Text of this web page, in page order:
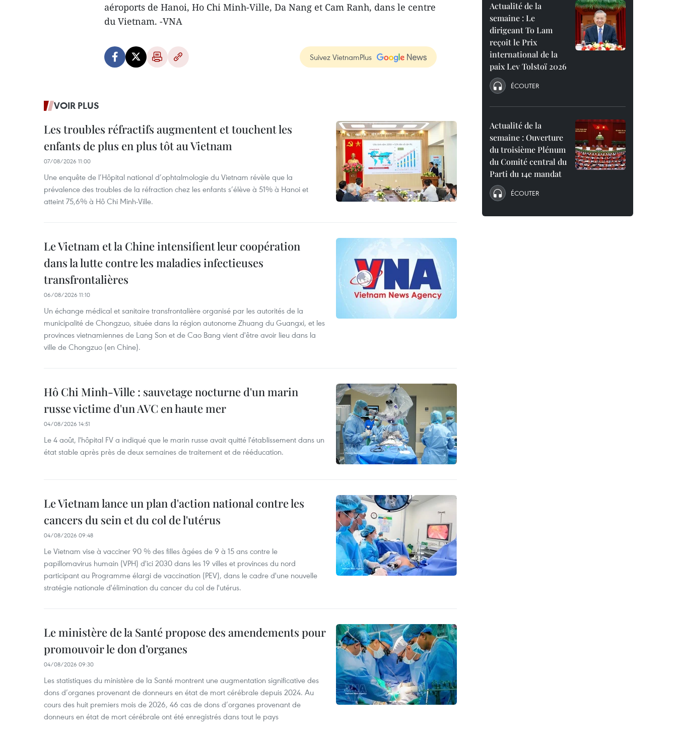
aéroports de Hanoi, Ho Chi Minh-Ville, Da Nang et Cam Ranh, dans le centre
du Vietnam. -VNA
Suivez VietnamPlus
VOIR PLUS
Les troubles réfractifs augmentent et touchent les
enfants de plus en plus tôt au Vietnam
07/08/2026 11:00
Une enquête de l’Hôpital national d’ophtalmologie du Vietnam révèle que la
prévalence des troubles de la réfraction chez les enfants s’élève à 51% à Hanoi et
atteint 75,6% à Hô Chi Minh-Ville.
Le Vietnam et la Chine intensifient leur coopération
dans la lutte contre les maladies infectieuses
transfrontalières
06/08/2026 11:10
Un échange médical et sanitaire transfrontalière organisé par les autorités de la
municipalité de Chongzuo, située dans la région autonome Zhuang du Guangxi, et les
provinces vietnamiennes de Lang Son et de Cao Bang vient d'être avoir lieu dans la
ville de Chongzuo (en Chine).
Hô Chi Minh-Ville : sauvetage nocturne d'un marin
russe victime d'un AVC en haute mer
04/08/2026 14:51
Le 4 août, l'hôpital FV a indiqué que le marin russe avait quitté l'établissement dans un
état stable après près de deux semaines de traitement et de rééducation.
Le Vietnam lance un plan d'action national contre les
cancers du sein et du col de l'utérus
04/08/2026 09:48
Le Vietnam vise à vacciner 90 % des filles âgées de 9 à 15 ans contre le
papillomavirus humain (VPH) d'ici 2030 dans les 19 villes et provinces du nord
participant au Programme élargi de vaccination (PEV), dans le cadre d'une nouvelle
stratégie nationale d'élimination du cancer du col de l'utérus.
Le ministère de la Santé propose des amendements pour
promouvoir le don d’organes
04/08/2026 09:30
Les statistiques du ministère de la Santé montrent une augmentation significative des
dons d’organes provenant de donneurs en état de mort cérébrale depuis 2024. Au
cours des huit premiers mois de 2026, 46 cas de dons d’organes provenant de
donneurs en état de mort cérébrale ont été enregistrés dans tout le pays
Actualité de la
semaine : Le
dirigeant To Lam
reçoit le Prix
international de la
paix Lev Tolstoï 2026
ÉCOUTER
Actualité de la
semaine : Ouverture
du troisième Plénum
du Comité central du
Parti du 14e mandat
ÉCOUTER